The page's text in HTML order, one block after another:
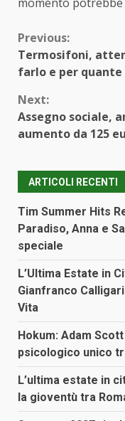
momento
Continue
Reading
Previous:
Termosifoni,
farlo e per
Next:
Assegno sociale,
aumento da 125
ARTICOLI RECENTI
Tim Summer Hits
Paradiso, Anna e
speciale
L’Ultima Estate in
Gianfranco
Vita
Hokum: Adam
psicologico unico
L’ultima estate in
la gioventù tra